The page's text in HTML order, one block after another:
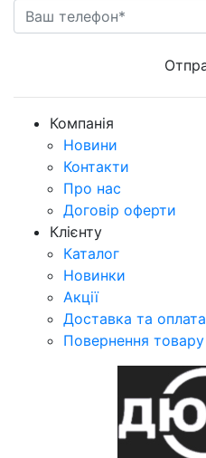
Компанія
Новини
Контакти
Про нас
Договір оферти
Клієнту
Каталог
Новинки
Акції
Доставка та оплата
Повернення товару